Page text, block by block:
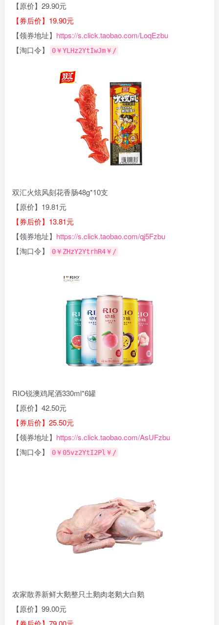
【原价】29.90元
【券后价】19.90元
【领券地址】 https://s.click.taobao.com/LoqEzbu
【淘口令】
0￥YLHz2YtIwJm￥/
双汇火炫风刻花香肠48g*10支
【原价】19.81元
【券后价】13.81元
【领券地址】 https://s.click.taobao.com/qj5Fzbu
【淘口令】
0￥ZHzY2YtrhR4￥/
RIO锐澳鸡尾酒330ml*6罐
【原价】42.50元
【券后价】25.50元
【领券地址】 https://s.click.taobao.com/AsUFzbu
【淘口令】
0￥05vz2YtI2Pl￥/
农家散养新鲜大鹅整只土鹅肉老鹅大白鹅
【原价】99.00元